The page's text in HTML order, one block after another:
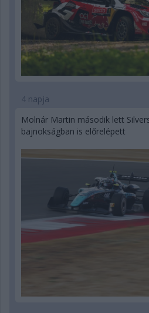
4 napja
Molnár Martin második lett
bajnokságban is előrelépett